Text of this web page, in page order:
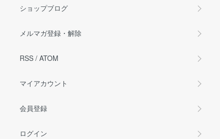
ショップブログ
メルマガ登録・解除
RSS / ATOM
マイアカウント
会員登録
ログイン